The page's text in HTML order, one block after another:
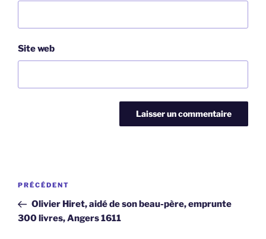
Site web
Navigation
l’article
Article
précédent
PRÉCÉDENT
Olivier Hiret, aidé de son beau-père, emprunte
300 livres, Angers 1611